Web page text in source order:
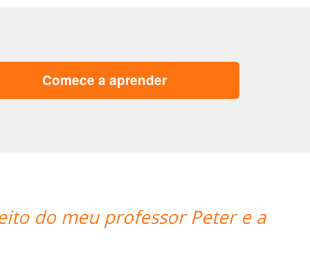
Comece a aprender
enjoyed Ana's teaching style and I
Portuguese.I'm looking